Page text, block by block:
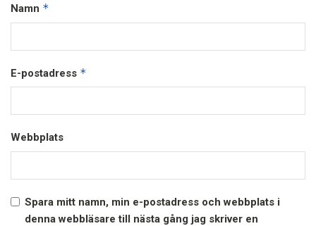
Namn *
E-postadress *
Webbplats
Spara mitt namn, min e-postadress och webbplats i
denna webbläsare till nästa gång jag skriver en